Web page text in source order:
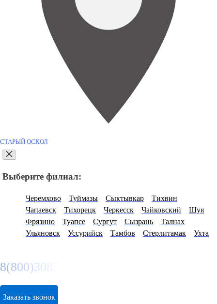
СТАРЫЙ ОСКОЛ
Выберите филиал:
Черемхово Туймазы Сыктывкар
Тихвин
Чапаевск
Тихорецк Черкесск Чайковский
Шуя
Фрязино
Туапсе Сургут Сызрань
Талнах
Ульяновск
Уссурийск Тамбов Стерлитамак Ухта
8(800)3085303
Заказать звонок